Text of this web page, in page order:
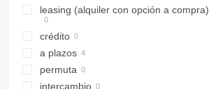
323
325
326
329
CT
JZ
NXT
S-Series
leasing (alquiler con opción a compra)
crédito
a plazos
permuta
intercambio